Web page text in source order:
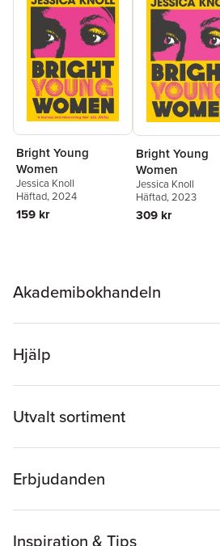
Bright Young
Women
Jessica Knoll
Häftad, 2024
159 kr
Bright Young
Women
Jessica Knoll
Häftad, 2023
309 kr
Akademibokhandeln
Hjälp
Utvalt sortiment
Erbjudanden